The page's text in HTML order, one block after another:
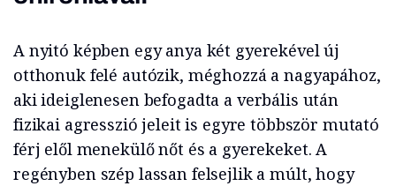
A nyitó képben egy anya két gyerekével új
otthonuk felé autózik, méghozzá a nagyapához,
aki ideiglenesen befogadta a verbális után
fizikai agresszió jeleit is egyre többször mutató
férj elől menekülő nőt és a gyerekeket. A
regényben szép lassan felsejlik a múlt, hogy